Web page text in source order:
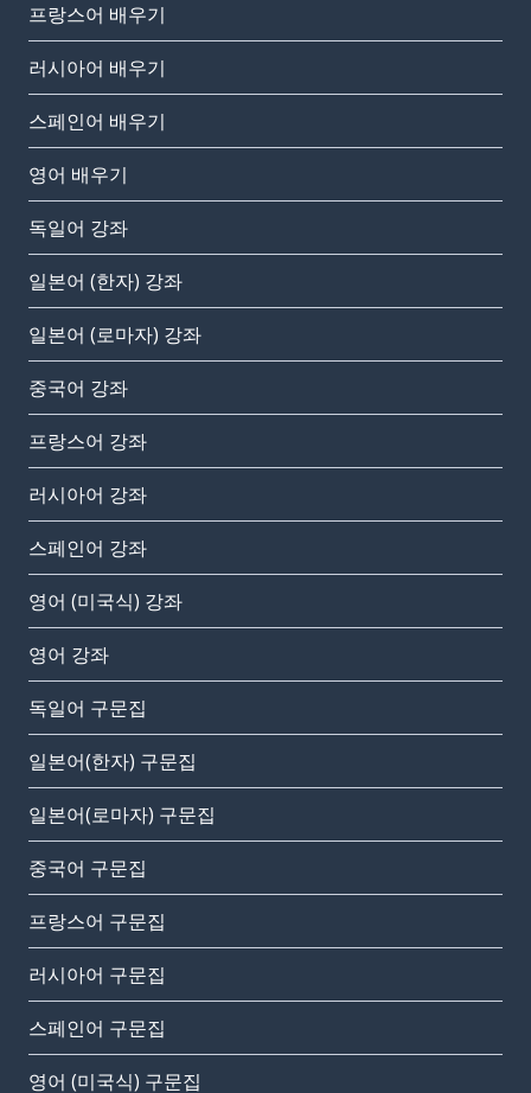
프랑스어 배우기
러시아어 배우기
스페인어 배우기
영어 배우기
독일어 강좌
일본어 (한자) 강좌
일본어 (로마자) 강좌
중국어 강좌
프랑스어 강좌
러시아어 강좌
스페인어 강좌
영어 (미국식) 강좌
영어 강좌
독일어 구문집
일본어(한자) 구문집
일본어(로마자) 구문집
중국어 구문집
프랑스어 구문집
러시아어 구문집
스페인어 구문집
영어 (미국식) 구문집